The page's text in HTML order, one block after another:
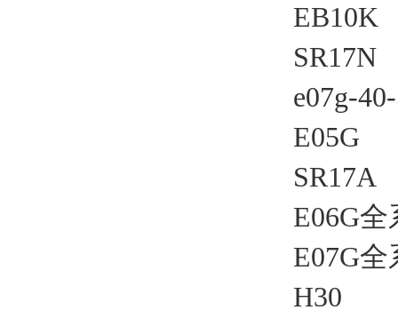
EB10K
SR17N
e07g-
E05G
SR17A
E06G全
E07G全
H30